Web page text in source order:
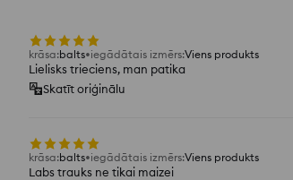
krāsa:balts iegādātais izmērs:Viens produkts
Lielisks trieciens, man patika
Skatīt oriģinālu
krāsa:balts iegādātais izmērs:Viens produkts
Labs trauks ne tikai maizei